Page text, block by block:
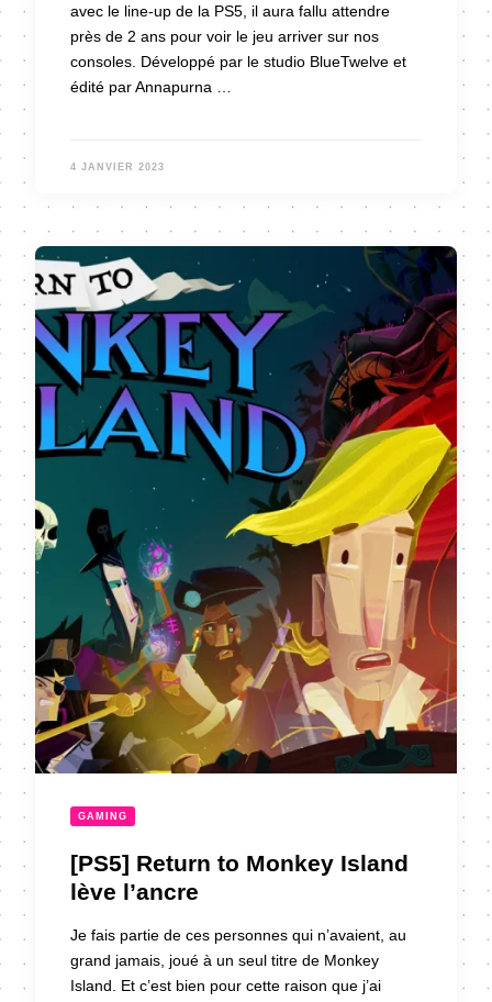
avec le line-up de la PS5, il aura fallu attendre
près de 2 ans pour voir le jeu arriver sur nos
consoles. Développé par le studio BlueTwelve et
édité par Annapurna …
4 JANVIER 2023
GAMING
[PS5] Return to Monkey Island
lève l’ancre
Je fais partie de ces personnes qui n’avaient, au
grand jamais, joué à un seul titre de Monkey
Island. Et c’est bien pour cette raison que j’ai